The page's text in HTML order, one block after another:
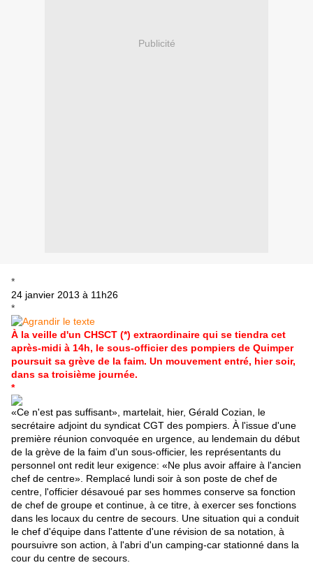
Publicité
*
24 janvier 2013 à 11h26
*
À la veille d'un CHSCT (*) extraordinaire qui se tiendra cet
après-midi à 14h, le sous-officier des pompiers de Quimper
poursuit sa grève de la faim. Un mouvement entré, hier soir,
dans sa troisième journée.
*
«Ce n'est pas suffisant», martelait, hier, Gérald Cozian, le
secrétaire adjoint du syndicat CGT des pompiers . À l'issue d'une
première réunion convoquée en urgence, au lendemain du début
de la grève de la faim d'un sous-officier, les représentants du
personnel ont redit leur exigence: «Ne plus avoir affaire à l'ancien
chef de centre». Remplacé lundi soir à son poste de chef de
centre, l'officier désavoué par ses hommes conserve sa fonction
de chef de groupe et continue, à ce titre, à exercer ses fonctions
dans les locaux du centre de secours. Une situation qui a conduit
le chef d'équipe dans l'attente d'une révision de sa notation, à
poursuivre son action, à l'abri d'un camping-car stationné dans la
cour du centre de secours.